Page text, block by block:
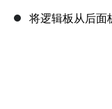
将逻辑板从后面